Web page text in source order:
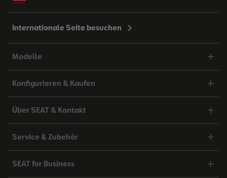
Internationale Seite besuchen
Modelle
Konfigurieren & Kaufen
Über SEAT & Kontakt
Service & Zubehör
SEAT for Business